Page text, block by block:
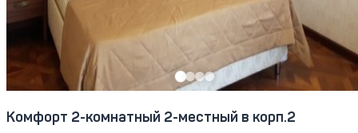
Комфорт 2-комнатный 2-местный в корп.2